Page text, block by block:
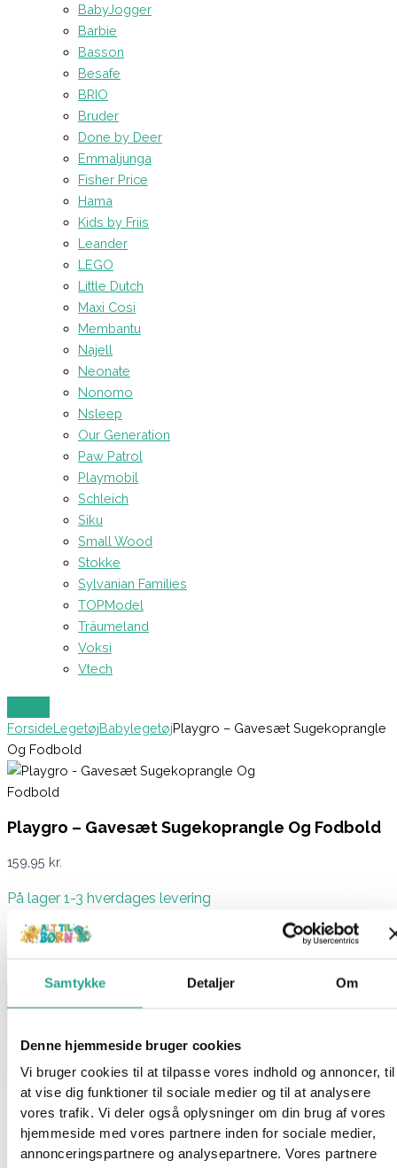
Samtykke Detaljer Om
Denne hjemmeside bruger cookies
Vi bruger cookies til at tilpasse vores indhold og annoncer, til
at vise dig funktioner til sociale medier og til at analysere
vores trafik. Vi deler også oplysninger om din brug af vores
hjemmeside med vores partnere inden for sociale medier,
annonceringspartnere og analysepartnere. Vores partnere
BabyJogger
Barbie
Basson
Besafe
BRIO
Bruder
Done by Deer
Emmaljunga
Fisher Price
Hama
Kids by Friis
Leander
LEGO
Little Dutch
Maxi Cosi
Membantu
Najell
Neonate
Nonomo
Nsleep
Our Generation
Paw Patrol
Playmobil
Schleich
Siku
Small Wood
Stokke
Sylvanian Families
TOPModel
Träumeland
Voksi
Vtech
ForsideLegetøjBabylegetøjPlaygro – Gavesæt Sugekoprangle
Og Fodbold
Playgro – Gavesæt Sugekoprangle Og Fodbold
159,95 kr.
På lager 1-3 hverdages levering
På lager: På lager
Læg i kurv
Varenummer 98178 Kategorier Babylegetøj Legetøj
Beskrivelse
Spørg om produktet